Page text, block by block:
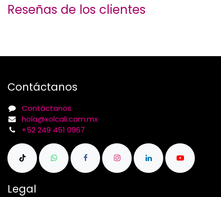
Reseñas de los clientes
Contáctanos
Contáctanos
hola@xolcali.com.mx
+52 249 451 0967
Legal